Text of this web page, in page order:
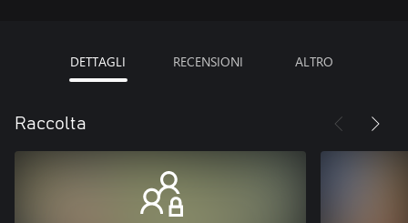
DETTAGLI RECENSIONI ALTRO
Raccolta